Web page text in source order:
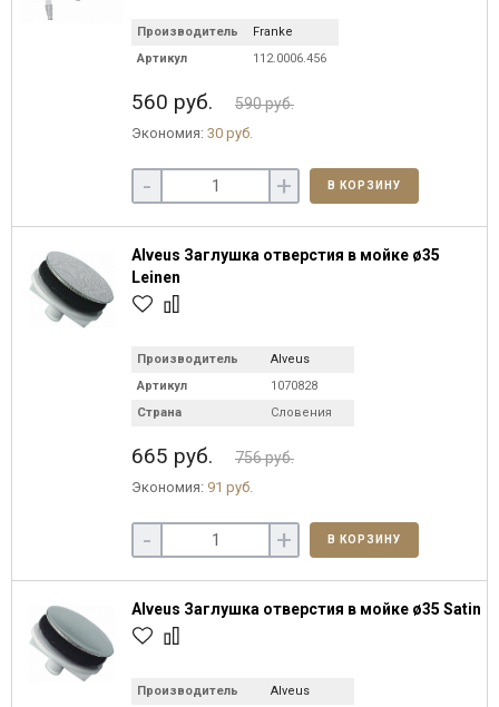
Производитель
Franke
Артикул
112.0006.456
560 руб. 590 руб.
Экономия: 30 руб.
- + В КОРЗИНУ
Alveus Заглушка отверстия в мойке ø35
Leinen
Производитель
Alveus
Артикул
1070828
Страна
Словения
665 руб. 756 руб.
Экономия: 91 руб.
- + В КОРЗИНУ
Alveus Заглушка отверстия в мойке ø35 Satin
Производитель
Alveus